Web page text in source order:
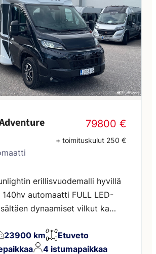
79800 €
+ toimituskulut 250 €
erillisvuodemalli hyvillä
automaatti FULL LED-
dynaamiset vilkut ka
jarruavustin, joka
ja pyöräilijät Sade- ja
23900 km
Etuveto
4 istumapaikkaa